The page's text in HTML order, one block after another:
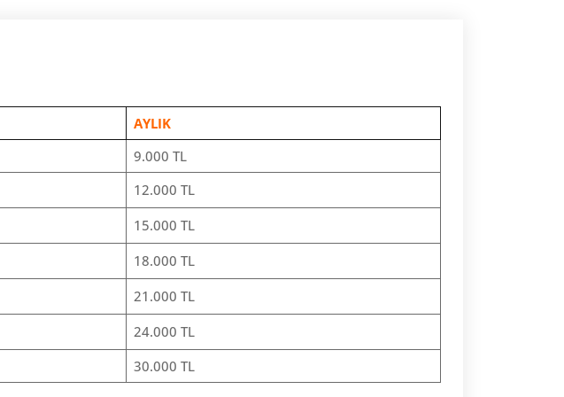
AYLIK
9.000 TL
12.000 TL
15.000 TL
18.000 TL
21.000 TL
24.000 TL
30.000 TL